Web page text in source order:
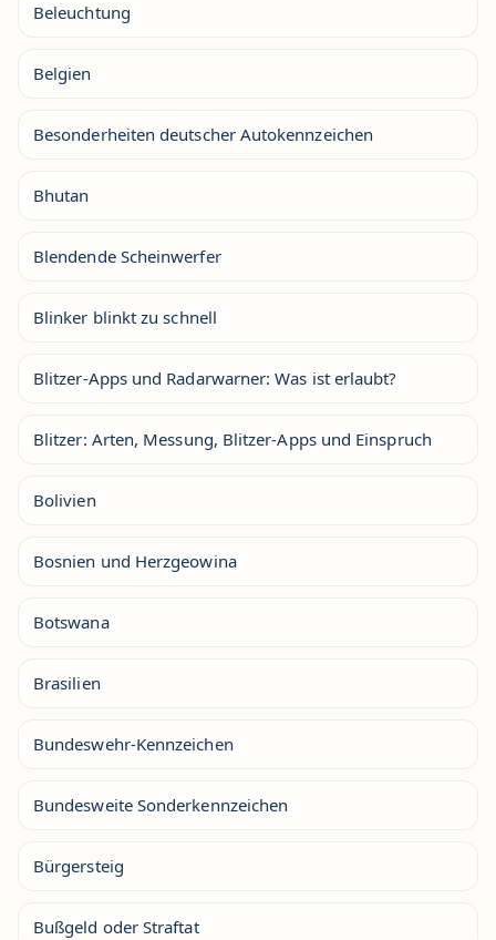
Beleuchtung
Belgien
Besonderheiten deutscher Autokennzeichen
Bhutan
Blendende Scheinwerfer
Blinker blinkt zu schnell
Blitzer-Apps und Radarwarner: Was ist erlaubt?
Blitzer: Arten, Messung, Blitzer-Apps und Einspruch
Bolivien
Bosnien und Herzgeowina
Botswana
Brasilien
Bundeswehr-Kennzeichen
Bundesweite Sonderkennzeichen
Bürgersteig
Bußgeld oder Straftat